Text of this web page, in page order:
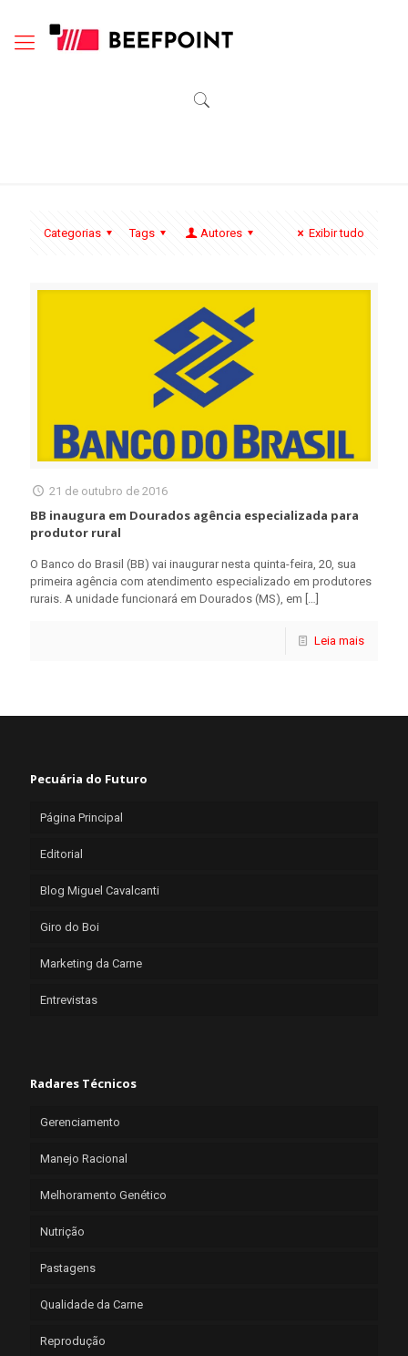
Categorias Tags Autores Exibir tudo
21 de outubro de 2016
BB inaugura em Dourados agência especializada para
produtor rural
O Banco do Brasil (BB) vai inaugurar nesta quinta-feira, 20, sua
primeira agência com atendimento especializado em produtores
rurais. A unidade funcionará em Dourados (MS), em […]
Leia mais
Pecuária do Futuro
Página Principal
Editorial
Blog Miguel Cavalcanti
Giro do Boi
Marketing da Carne
Entrevistas
Radares Técnicos
Gerenciamento
Manejo Racional
Melhoramento Genético
Nutrição
Pastagens
Qualidade da Carne
Reprodução